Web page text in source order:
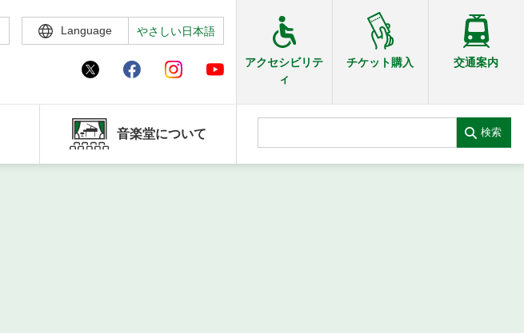
Language やさしい日本語
アクセシビリテ
ィ
チケット購入 交通案内
音楽堂について 検索